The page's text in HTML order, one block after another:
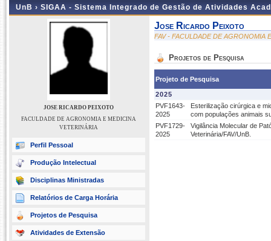
UnB › SIGAA - Sistema Integrado de Gestão de Atividades
JOSE RICARDO PEIXOTO
FACULDADE DE AGRONOMIA E MEDICINA
VETERINÁRIA
Perfil Pessoal
Produção Intelectual
Disciplinas Ministradas
Relatórios de Carga Horária
Projetos de Pesquisa
Atividades de Extensão
Jose Ricardo Peixoto
FAV - FACULDADE DE AGRONOMIA
Projetos de Pesquisa
Projeto de Pesquisa
2025
PVF1643-
2025
Esterilização cirúrgica e
com populações animais
PVF1729-
2025
Vigilância Molecular de
Veterinária/FAV/UnB.